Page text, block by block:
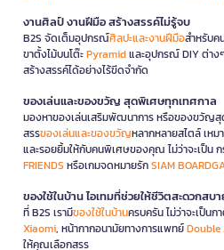
งานศิลป์ งานฝีมือ สร้างสรรค์ไม่รู้จบ
B2S จัดเต็มอุปกรณ์ศิลปะและงานฝีมือสำหรับค
ขาตั้งไม้บนโต๊ะPyramidและอุปกรณ์ DIY ต่าง
สร้างสรรค์ได้อย่างไร้ขีดจำกัด
ของเล่นและของขวัญ สุดพิเศษทุกเทศกาล
มองหาของเล่นเสริมพัฒนาการ หรือของขวัญสุ
สรรของเล่นและของขวัญหลากหลายสไตล์ เห
และรอยยิ้มให้กับคนพิเศษของคุณ ไม่ว่าจะเป็น
FRIENDS หรือเกมจดหมายรักSIAM
ของใช้ในบ้าน ไอเทมที่ช่วยให้ชีวิตสะดวกสบ
ที่ B2S เรามีของใช้ในบ้านครบครัน ไม่ว่าจะเป็นก
Xiaomi, หน้ากากอนามัยทางการแพทย์Double
ให้คุณเลือกสรร